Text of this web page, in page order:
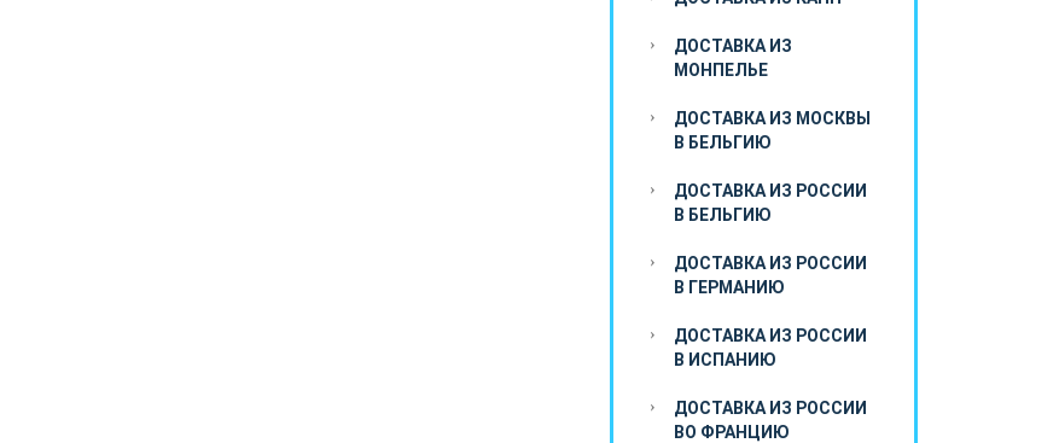
ДОСТАВКА ИЗ
МОНПЕЛЬЕ
ДОСТАВКА ИЗ МОСКВЫ
В БЕЛЬГИЮ
ДОСТАВКА ИЗ РОССИИ
В БЕЛЬГИЮ
ДОСТАВКА ИЗ РОССИИ
В ГЕРМАНИЮ
ДОСТАВКА ИЗ РОССИИ
В ИСПАНИЮ
ДОСТАВКА ИЗ РОССИИ
ВО ФРАНЦИЮ